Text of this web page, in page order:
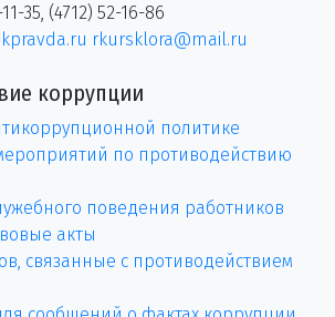
35, (4712) 52-16-86
rkursklora@mail.ru
коррупции
политике
по противодействию
поведения работников
акты
связанные с противодействием